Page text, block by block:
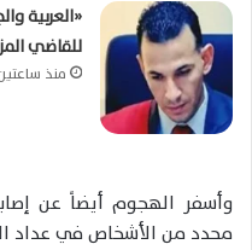
«العربية
للقاضي
منذ
محدد من الأشخاص في عداد